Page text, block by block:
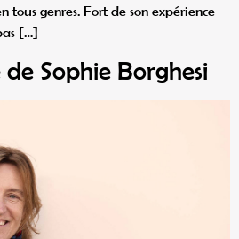
tous genres. Fort de son expérience
[…]
Sophie Borghesi